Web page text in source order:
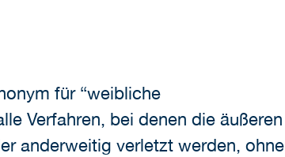
für “weibliche
Verfahren, bei denen die äußeren
anderweitig verletzt werden, ohne